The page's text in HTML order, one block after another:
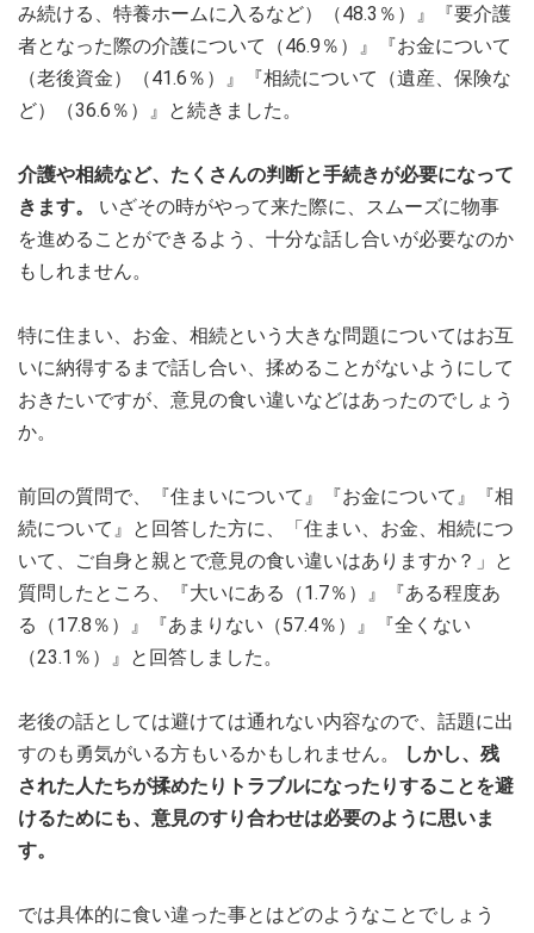
み続ける、特養ホームに入るなど）（48.3％）』『要介護
者となった際の介護について（46.9％）』『お金について
（老後資金）（41.6％）』『相続について（遺産、保険な
ど）（36.6％）』と続きました。
介護や相続など、たくさんの判断と手続きが必要になって
きます。
いざその時がやって来た際に、スムーズに物事
を進めることができるよう、十分な話し合いが必要なのか
もしれません。
特に住まい、お金、相続という大きな問題についてはお互
いに納得するまで話し合い、揉めることがないようにして
おきたいですが、意見の食い違いなどはあったのでしょう
か。
前回の質問で、『住まいについて』『お金について』『相
続について』と回答した方に、「住まい、お金、相続につ
いて、ご自身と親とで意見の食い違いはありますか？」と
質問したところ、『大いにある（1.7％）』『ある程度あ
る（17.8％）』『あまりない（57.4％）』『全くない
（23.1％）』と回答しました。
老後の話としては避けては通れない内容なので、話題に出
すのも勇気がいる方もいるかもしれません。
しかし、残
された人たちが揉めたりトラブルになったりすることを避
けるためにも、意見のすり合わせは必要のように思いま
す。
では具体的に食い違った事とはどのようなことでしょう